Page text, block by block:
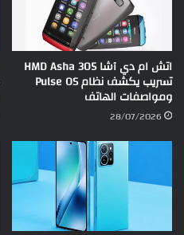
اتش ام دي آشا HMD Asha 305
تسريب يكشف نظام Pulse OS
ومواصفات الهاتف
28/07/2026